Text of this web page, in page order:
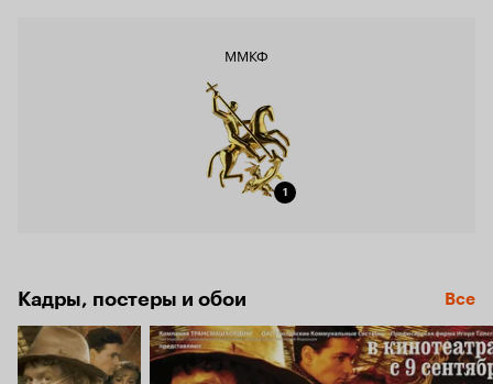
ММКФ
1
Кадры, постеры и обои Все